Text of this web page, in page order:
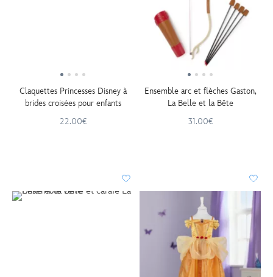
Claquettes Princesses Disney à
brides croisées pour enfants
22.00€
Ensemble arc et flèches Gaston,
La Belle et la Bête
31.00€